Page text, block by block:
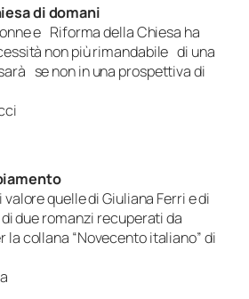
di domani
e Riforma della Chiesa ha
non più rimandabile di una
se non in una prospettiva di
quelle di Giuliana Ferri e di
due romanzi recuperati da
la collana “Novecento italiano” di